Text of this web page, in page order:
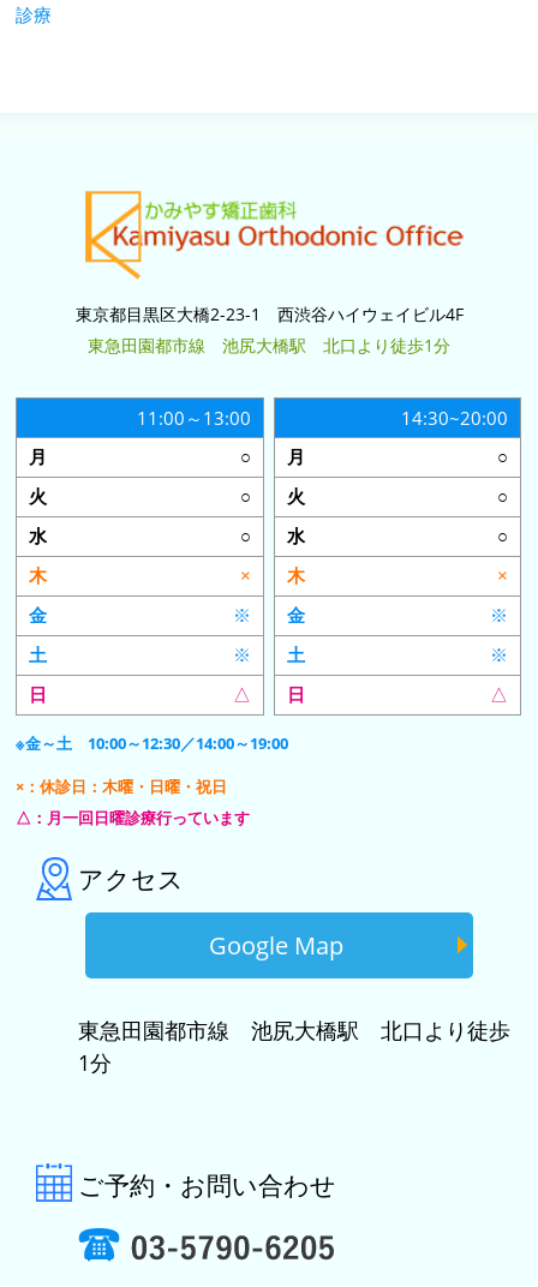
診療
東京都目黒区大橋2-23-1 西渋谷ハイウェイビル4F
東急田園都市線 池尻大橋駅 北口より徒歩1分
11:00～13:00
○
○
○
×
※
※
△
14:30~20:00
○
○
○
×
※
※
△
※金～土 10:00～12:30／14:00～19:00
×：休診日：木曜・日曜・祝日
△：月一回日曜診療行っています
アクセス
Google Map
東急田園都市線 池尻大橋駅 北口より徒歩
1分
ご予約・お問い合わせ